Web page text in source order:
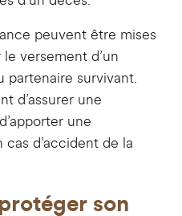
peuvent être mises
versement d’un
partenaire survivant.
d’assurer une
une
d’accident de la
son